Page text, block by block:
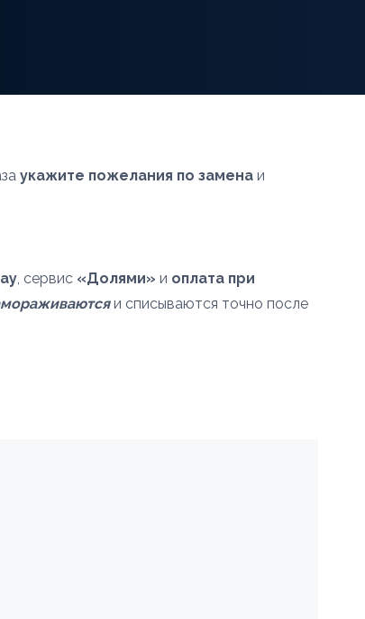
укажите пожелания по замена и
, сервис «Долями» и оплата при
и списываются точно после